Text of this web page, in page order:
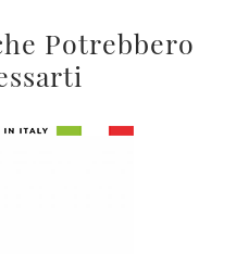
Potrebbero